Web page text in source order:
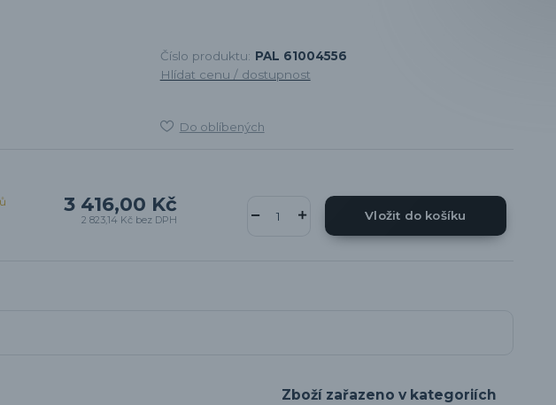
Číslo produktu: PAL 61004556
Hlídat cenu / dostupnost
Do oblíbených
3 416,00 Kč
2 823,14 Kč bez DPH Vložit do košíku
Zboží zařazeno v kategoriích